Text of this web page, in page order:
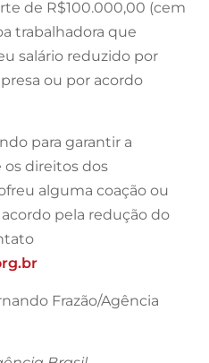
de R$100.000,00 (cem
trabalhadora que
salário reduzido por
ou por acordo
para garantir a
os direitos dos
alguma coação ou
pela redução do
Frazão/Agência